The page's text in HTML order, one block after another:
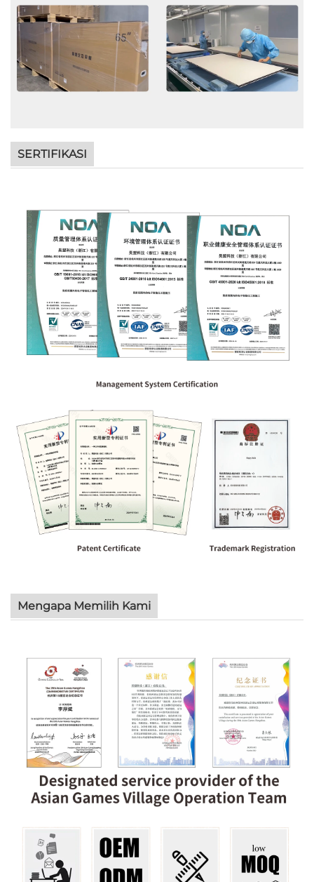
SERTIFIKASI
Mengapa Memilih Kami